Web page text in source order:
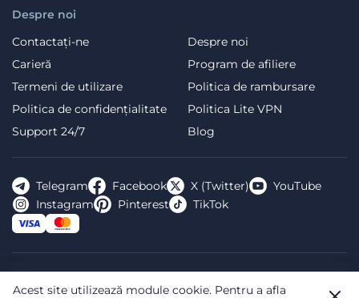
Despre noi
Contactați-ne
Despre noi
Carieră
Program de afiliere
Termeni de utilizare
Politica de rambursare
Politica de confidențialitate
Politica Lite VPN
Support 24/7
Blog
Telegram Facebook X (Twitter)
YouTube
Instagram
Pinterest TikTok
Acest site utilizează module cookie. Pentru a afla